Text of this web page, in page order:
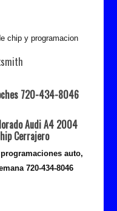
chip y programacion
720-434-8046
Audi A4 2004
Cerrajero
auto,
720-434-8046